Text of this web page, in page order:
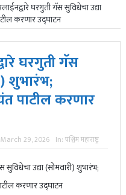
घरगुती गॅस सुविधेचा उद्या
करणार उद्घाटन
घरगुती गॅस
शुभारंभ;
पाटील करणार
March 29, 2026 In: पश्चिम महाराष्ट्र